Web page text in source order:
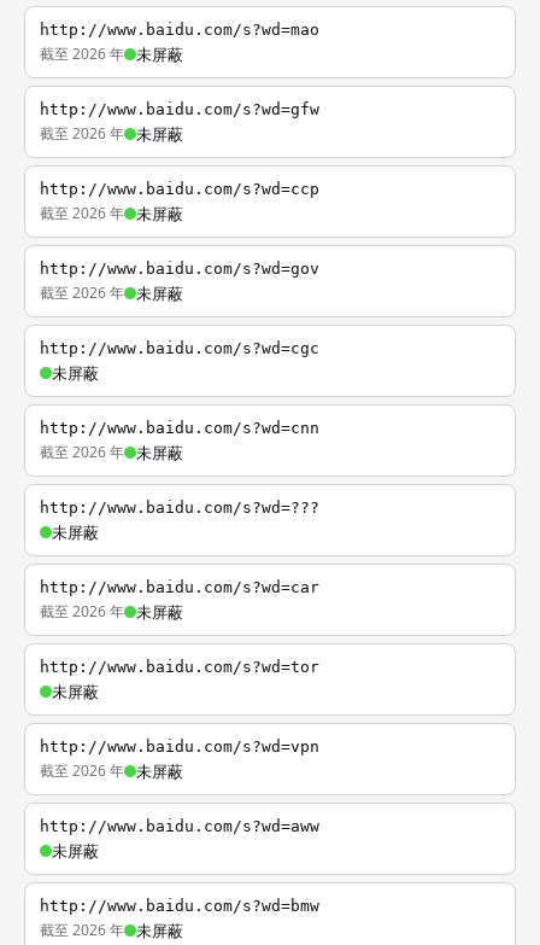
http://www.baidu.com/s?wd=mao
截至 2026 年 未屏蔽
http://www.baidu.com/s?wd=gfw
截至 2026 年 未屏蔽
http://www.baidu.com/s?wd=ccp
截至 2026 年 未屏蔽
http://www.baidu.com/s?wd=gov
截至 2026 年 未屏蔽
http://www.baidu.com/s?wd=cgc
未屏蔽
http://www.baidu.com/s?wd=cnn
截至 2026 年 未屏蔽
http://www.baidu.com/s?wd=???
未屏蔽
http://www.baidu.com/s?wd=car
截至 2026 年 未屏蔽
http://www.baidu.com/s?wd=tor
未屏蔽
http://www.baidu.com/s?wd=vpn
截至 2026 年 未屏蔽
http://www.baidu.com/s?wd=aww
未屏蔽
http://www.baidu.com/s?wd=bmw
截至 2026 年 未屏蔽